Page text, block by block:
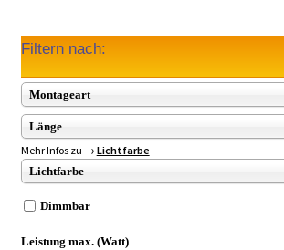
Filtern nach:
Montageart
Länge
Mehr Infos zu → Lichtfarbe
Lichtfarbe
Dimmbar
Leistung max. (Watt)